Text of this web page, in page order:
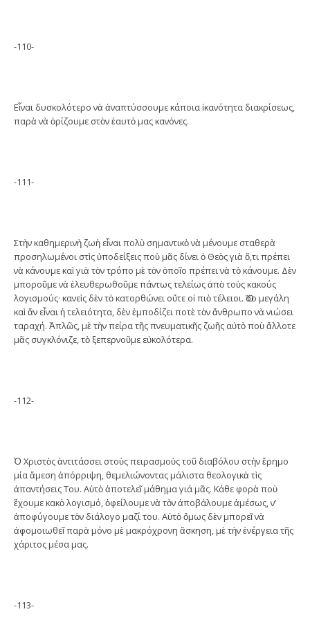
-110-
Εἶναι δυσκολότερο νὰ ἀναπτύσσουμε κάποια ἱκανότητα διακρίσεως,
παρὰ νὰ ὁρίζουμε στὸν ἑαυτὸ μας κανόνες.
-111-
Στὴν καθημερινὴ ζωὴ εἶναι πολὺ σημαντικὸ νὰ μένουμε σταθερὰ
προσηλωμένοι στὶς ὑποδείξεις ποὺ μᾶς δίνει ὁ Θεὸς γιὰ ὅ,τι πρέπει
νὰ κάνουμε καὶ γιὰ τὸν τρόπο μὲ τὸν ὁποῖο πρέπει νὰ τὸ κάνουμε. Δὲν
μποροῦμε νὰ ἐλευθερωθοῦμε πάντως τελείως ἀπὸ τοὺς κακούς
λογισμούς· κανεὶς δὲν τὸ κατορθώνει οὔτε οἱ πιὸ τέλειοι. Ὅσο μεγάλη
καὶ ἄν εἶναι ἡ τελειότητα, δὲν ἐμποδίζει ποτὲ τὸν ἄνθρωπο νὰ νιώσει
ταραχή. Ἁπλῶς, μὲ τὴν πείρα τῆς πνευματικῆς ζωῆς αὐτὸ ποὺ ἄλλοτε
μᾶς συγκλόνιζε, τὸ ξεπερνοῦμε εὐκολότερα.
-112-
Ὁ Χριστὸς ἀντιτάσσει στοὺς πειρασμοὺς τοῦ διαβόλου στὴν ἔρημο
μία ἄμεση ἀπόρριψη, θεμελιώνοντας μάλιστα θεολογικὰ τὶς
ἀπαντήσεις Του. Αὐτὸ ἀποτελεῖ μάθημα γιά μᾶς. Κάθε φορὰ ποὺ
ἔχουμε κακὸ λογισμό, ὀφείλουμε νὰ τὸν ἀποβάλουμε ἀμέσως, ν’
ἀποφύγουμε τὸν διάλογο μαζί του. Αὐτὸ ὅμως δὲν μπορεῖ νὰ
ἀφομοιωθεῖ παρὰ μόνο μὲ μακρόχρονη ἄσκηση, μὲ τὴν ἐνέργεια τῆς
χάριτος μέσα μας.
-113-